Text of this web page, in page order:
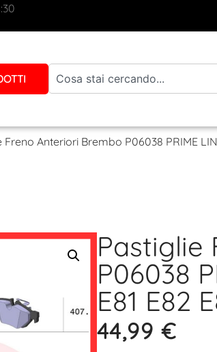
Anteriori Brembo P06038 PRIME
Pastiglie
P06038
E81 E82
44,99€